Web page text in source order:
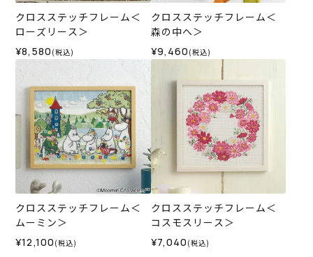
クロスステッチフレーム＜
ローズリース＞
¥8,580 (税込)
クロスステッチフレーム＜
森の中へ＞
¥9,460 (税込)
クロスステッチフレーム＜
ムーミン＞
¥12,100 (税込)
クロスステッチフレーム＜
コスモスリース＞
¥7,040 (税込)